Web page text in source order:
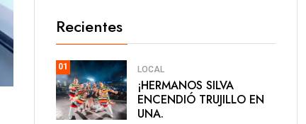
Recientes
01 LOCAL
​¡HERMANOS SILVA
ENCENDIÓ TRUJILLO EN
UNA.